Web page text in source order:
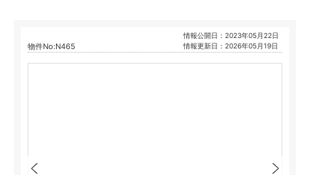
物件No:N465
情報公開日：2023年05月22日
情報更新日：2026年05月19日